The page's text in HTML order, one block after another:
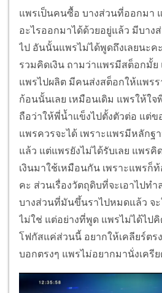
แพรเป็นคนซื้อ บางส่วนที่ออกมา
อะไรออกมาได้ด้วยอยู่แล้ว มีบาง
ไป อันนั้นแพรไม่ได้พูดถึงเลยนะค
รวมคิดเงิน ถามว่าแพรมีสต็อกมั้ย
แพรไปผลิต มีคนส่งสต็อกให้แพร
ก้อนนั้นเลย เหมือนเดิม แพรให้ใ
ถือว่าให้พี่น้ำแข็งไปตั้งตัวต่อ แต่ข
แพรควรจะได้ เพราะแพรมีหลักฐ
แล้ว แต่แพรยังไม่ได้รับเลย แพรคิ
เงินมาใช้เหมือนกัน เพราะแพรก็
คะ ส่วนเรื่องวัตถุดิบที่จะเอาไปท
บางส่วนที่มันขึ้นราไปหมดแล้ว จ
ไม่ใช่ แต่อย่างที่พูด แพรไม่ได้ไป
โฟกัสแค่ส่วนนี้ อยากให้เคลียร์ตร
บอกตรงๆ แพรไม่อยากมานั่งเครี